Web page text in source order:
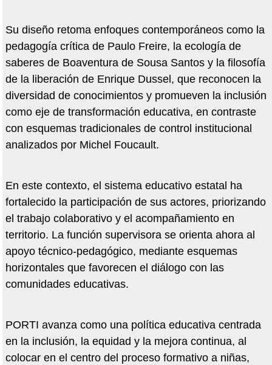
Su diseño retoma enfoques contemporáneos como la
pedagogía crítica de Paulo Freire, la ecología de
saberes de Boaventura de Sousa Santos y la filosofía
de la liberación de Enrique Dussel, que reconocen la
diversidad de conocimientos y promueven la inclusión
como eje de transformación educativa, en contraste
con esquemas tradicionales de control institucional
analizados por Michel Foucault.
En este contexto, el sistema educativo estatal ha
fortalecido la participación de sus actores, priorizando
el trabajo colaborativo y el acompañamiento en
territorio. La función supervisora se orienta ahora al
apoyo técnico-pedagógico, mediante esquemas
horizontales que favorecen el diálogo con las
comunidades educativas.
PORTI avanza como una política educativa centrada
en la inclusión, la equidad y la mejora continua, al
colocar en el centro del proceso formativo a niñas,